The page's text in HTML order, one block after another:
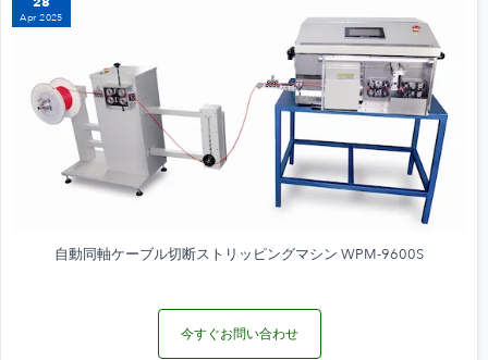
Apr 2025
自動同軸ケーブル切断ストリッピングマシン WPM-9600S
今すぐお問い合わせ